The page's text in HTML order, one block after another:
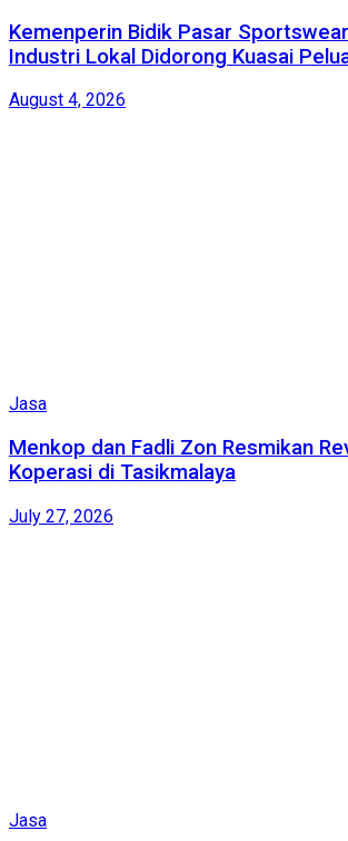
Kemenperin Bidik Pasar
Industri Lokal Didorong Kuasai
August 4, 2026
Jasa
Menkop dan Fadli Zon Resmikan
Koperasi di Tasikmalaya
July 27, 2026
Jasa